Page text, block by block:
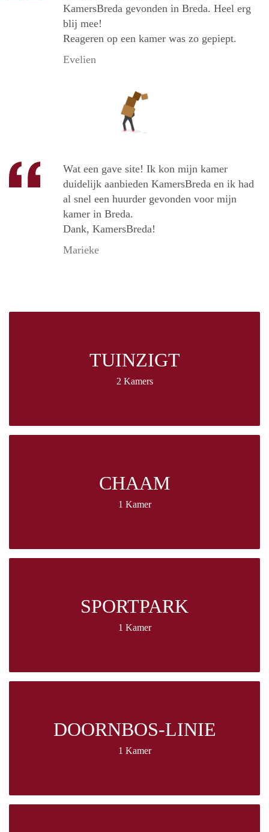
KamersBreda gevonden in Breda. Heel erg
blij mee!
Reageren op een kamer was zo gepiept.
Evelien
Wat een gave site! Ik kon mijn kamer
duidelijk aanbieden KamersBreda en ik had
al snel een huurder gevonden voor mijn
kamer in Breda.
Dank, KamersBreda!
Marieke
TUINZIGT
2 Kamers
CHAAM
1 Kamer
SPORTPARK
1 Kamer
DOORNBOS-LINIE
1 Kamer